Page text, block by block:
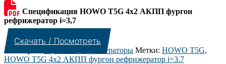
Спецификация HOWO T5G 4х2 АКПП фургон
рефрижератор i=3,7
Скачать / Посмотреть
Категория: Фургоны рефрижераторы Метки: HOWO T5G,
HOWO T5G 4х2 АКПП фургон рефрижератор i=3.7